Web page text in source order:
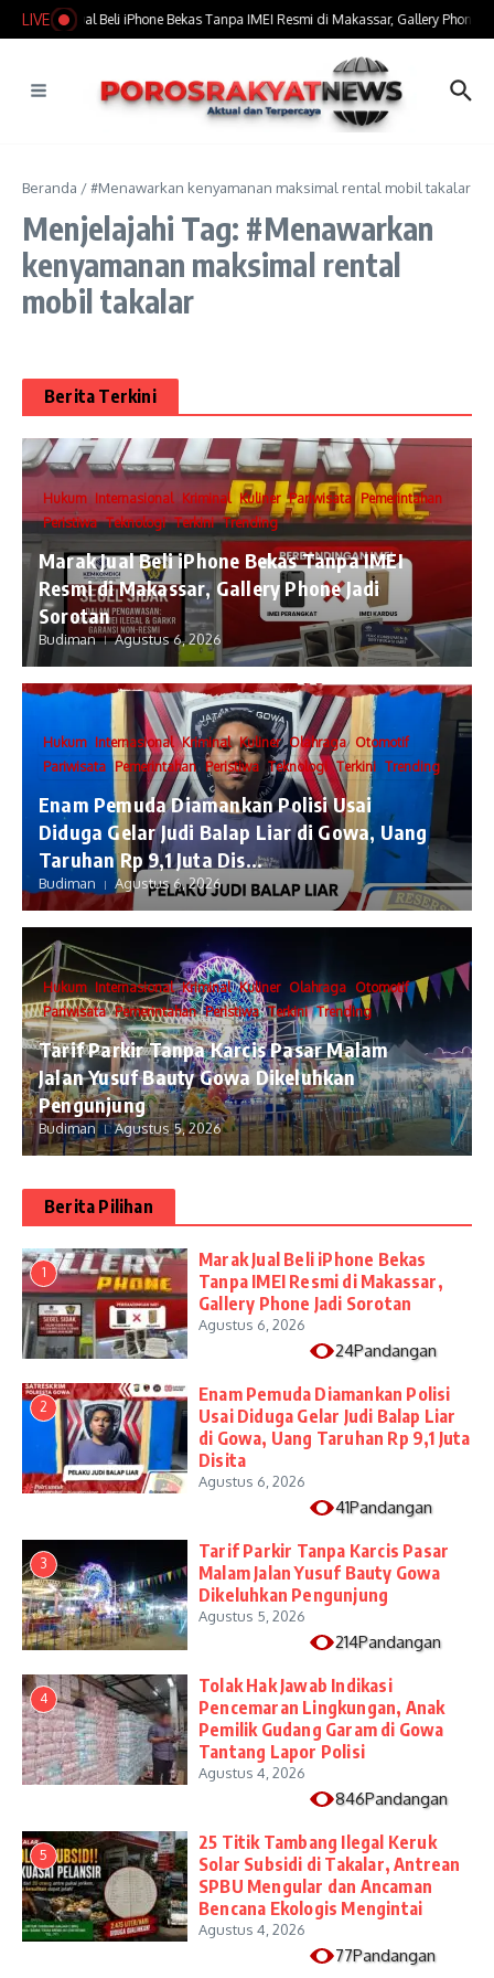
Lewati ke konten
LIVE
​Marak Jual Beli iPhone Bekas Tanpa IMEI Resmi di Makassar, Gallery Phone
Beranda /#Menawarkan kenyamanan maksimal rental mobil takalar
Menjelajahi Tag: #Menawarkan
kenyamanan maksimal rental
mobil takalar
Berita Terkini
Hukum Internasional Kriminal Kuliner Pariwisata Pemerintahan
Peristiwa Teknologi Terkini Trending
​Marak Jual Beli iPhone Bekas Tanpa IMEI
Resmi di Makassar, Gallery Phone Jadi
Sorotan
Budiman Agustus 6, 2026
Hukum Internasional Kriminal Kuliner Olahraga Otomotif
Pariwisata Pemerintahan Peristiwa Teknologi Terkini Trending
Enam Pemuda Diamankan Polisi Usai
Diduga Gelar Judi Balap Liar di Gowa, Uang
Taruhan Rp 9,1 Juta Dis...
Budiman Agustus 6, 2026
Hukum Internasional Kriminal Kuliner Olahraga Otomotif
Pariwisata Pemerintahan Peristiwa Terkini Trending
Tarif Parkir Tanpa Karcis Pasar Malam
Jalan Yusuf Bauty Gowa Dikeluhkan
Pengunjung
Budiman Agustus 5, 2026
Berita Pilihan
1
​Marak Jual Beli iPhone Bekas
Tanpa IMEI Resmi di Makassar,
Gallery Phone Jadi Sorotan
Agustus 6, 2026
24Pandangan
2
Enam Pemuda Diamankan Polisi
Usai Diduga Gelar Judi Balap Liar
di Gowa, Uang Taruhan Rp 9,1 Juta
Disita
Agustus 6, 2026
41Pandangan
3
Tarif Parkir Tanpa Karcis Pasar
Malam Jalan Yusuf Bauty Gowa
Dikeluhkan Pengunjung
Agustus 5, 2026
214Pandangan
4
Tolak Hak Jawab Indikasi
Pencemaran Lingkungan, Anak
Pemilik Gudang Garam di Gowa
Tantang Lapor Polisi
Agustus 4, 2026
846Pandangan
5
25 Titik Tambang Ilegal Keruk
Solar Subsidi di Takalar, Antrean
SPBU Mengular dan Ancaman
Bencana Ekologis Mengintai
Agustus 4, 2026
77Pandangan